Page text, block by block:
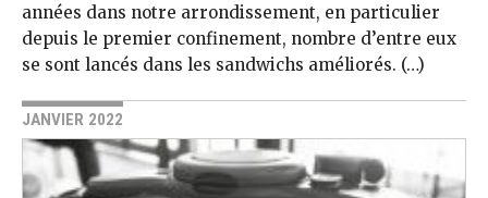
années dans notre arrondissement, en particulier
depuis le premier confinement, nombre d’entre eux
se sont lancés dans les sandwichs améliorés. (…)
JANVIER 2022